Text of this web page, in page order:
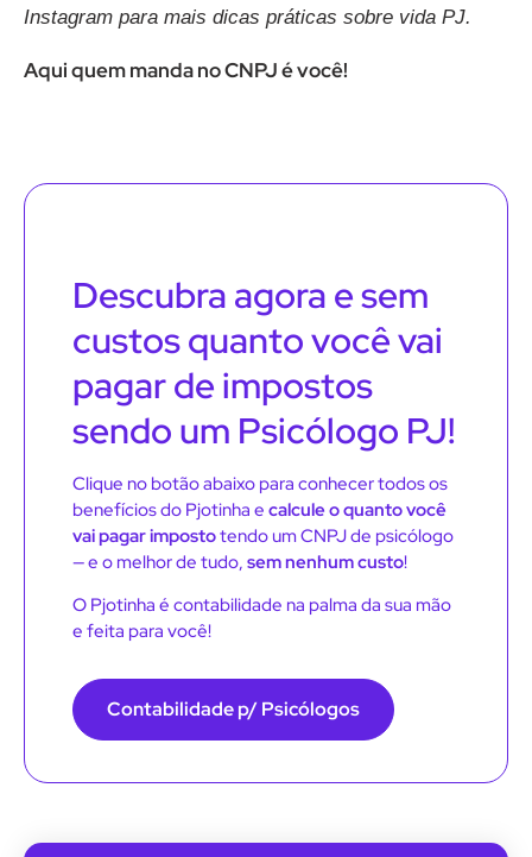
Instagram para mais dicas práticas sobre vida PJ.
Aqui quem manda no CNPJ é você!
Descubra agora e sem
custos quanto você vai
pagar de impostos
sendo um Psicólogo PJ!
Clique no botão abaixo para conhecer todos os
benefícios do Pjotinha e calcule o quanto você
vai pagar impostotendo um CNPJ de psicólogo
— e o melhor de tudo, sem nenhum custo!
O Pjotinha é contabilidade na palma da sua mão
e feita para você!
Contabilidade p/ Psicólogos